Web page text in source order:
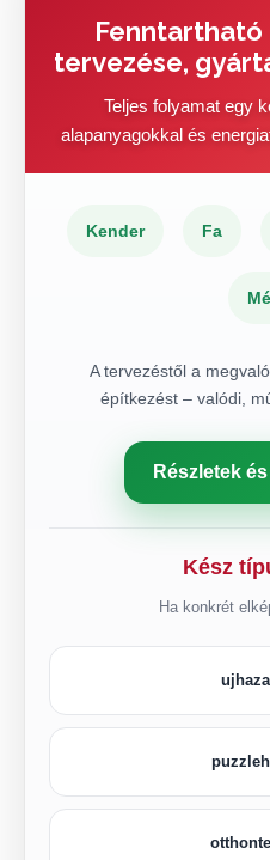
Fenntartható
tervezése,
Teljes folyamat egy
alapanyagokkal és
Kender Fa
A tervezéstől a
építkezést – valódi,
Részletek
Kész
Ha konkrét